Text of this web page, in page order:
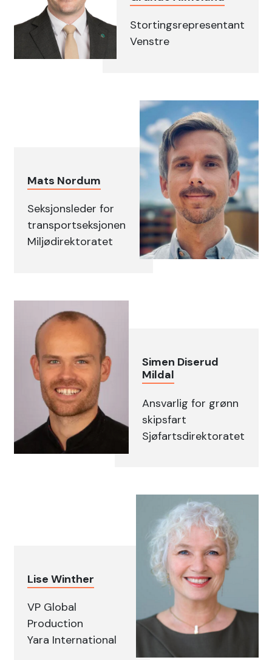
Stortingsrepresentant
Venstre
Mats Nordum
Seksjonsleder for
transportseksjonen
Miljødirektoratet
Simen Diserud
Mildal
Ansvarlig for grønn
skipsfart
Sjøfartsdirektoratet
Lise Winther
VP Global
Production
Yara International